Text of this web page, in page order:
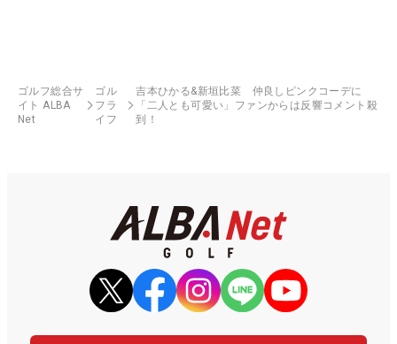
ゴルフ総合サ
イト ALBA
Net
ゴル
フラ
イフ
吉本ひかる&新垣比菜 仲良しピンクコーデに
「二人とも可愛い」ファンからは反響コメント殺
到！